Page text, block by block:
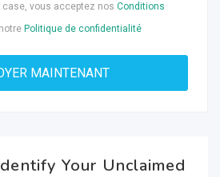
case, vous acceptez nos Conditions
notre Politique de confidentialité
Your Unclaimed